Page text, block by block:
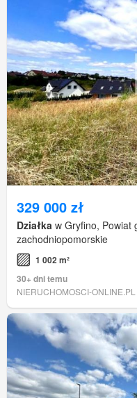
329 000 zł
Działka w Gryfino, Powiat
zachodniopomorskie
1 002 m²
30+ dni temu
NIERUCHOMOSCI-